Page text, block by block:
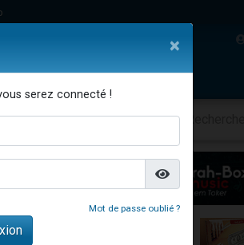
la jambe de Yohan
Musique Paracha Divertissements
×
serez connecté !
Mot de passe oublié ?